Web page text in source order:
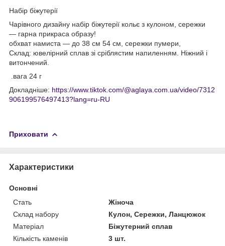
Набір біжутерії
Чарівного дизайну набір біжутерії кольє з кулоном, сережки
— гарна прикраса образу!
обхват намиста — до 38 см 54 см, сережки пумери,
Склад: ювелірний сплав зі сріблястим напиленням. Ніжний і
витончений.
.вага 24 г
Докладніше: https://www.tiktok.com/@aglaya.com.ua/video/7312
906199576497413?lang=ru-RU
Приховати
Характеристики
Основні
Стать
Жіноча
Склад набору
Кулон, Сережки, Ланцюжок
Матеріал
Біжутерний сплав
Кількість каменів
3 шт.